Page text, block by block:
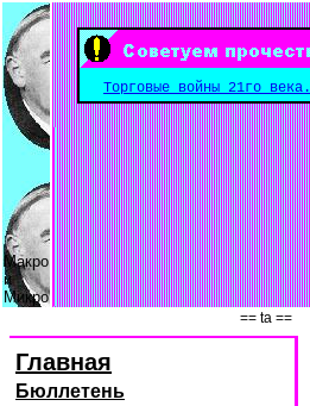
Макро
и
Микро
Торговые войны 21го века.
== ta ==
Главная
Бюллетень